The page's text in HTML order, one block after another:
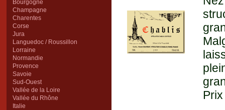
Bourgogne
Champagne
Charentes
Corse
Jura
Languedoc / Roussillon
Lorraine
Normandie
Provence
Savoie
Sud-Ouest
Vallée de la Loire
Vallée du Rhône
Italie